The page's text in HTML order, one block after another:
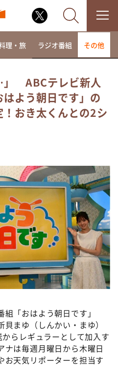
・
ティ！～ やすとものいたっ
アナ「なんでやねん！？」
献立 何にする？～
ーズン２
正義のミカタ
理・旅 ラジオ番組 その他
」 ABCテレビ新人
よう朝日です」の
おき太くんとの2シ
「おはよう朝日です」
まゆ（しんかい・まゆ）
らレギュラーとして加入す
ナは毎週月曜日から木曜日
お天気リポーターを担当す